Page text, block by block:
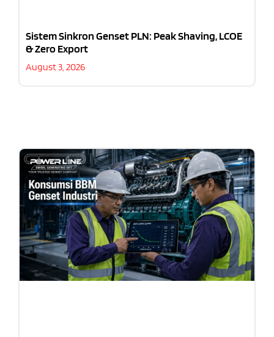
Sistem Sinkron Genset PLN: Peak Shaving, LCOE
& Zero Export
August 3, 2026